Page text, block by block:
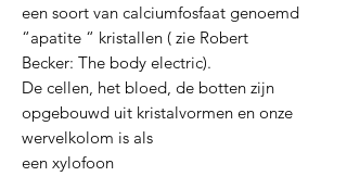
een soort van calciumfosfaat genoemd
“apatite “ kristallen ( zie Robert
Becker: The body electric).
De cellen, het bloed, de botten zijn
opgebouwd uit kristalvormen en onze
wervelkolom is als
een xylofoon